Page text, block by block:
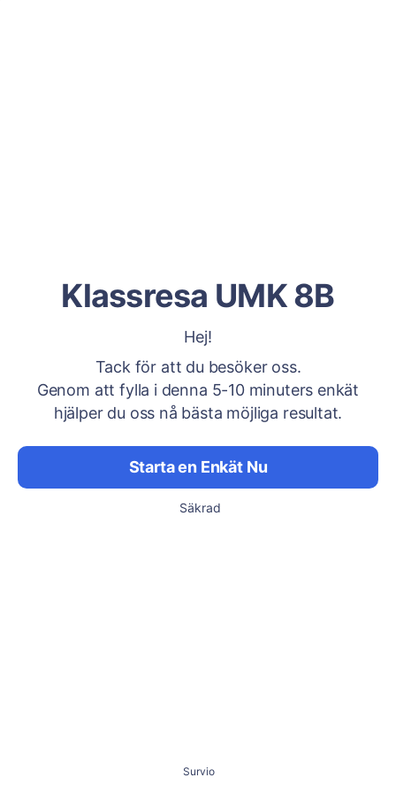
Klassresa UMK 8B
Hej!
Tack för att du besöker oss.
Genom att fylla i denna 5-10 minuters enkät
hjälper du oss nå bästa möjliga resultat.
Starta en Enkät Nu
Säkrad
Survio